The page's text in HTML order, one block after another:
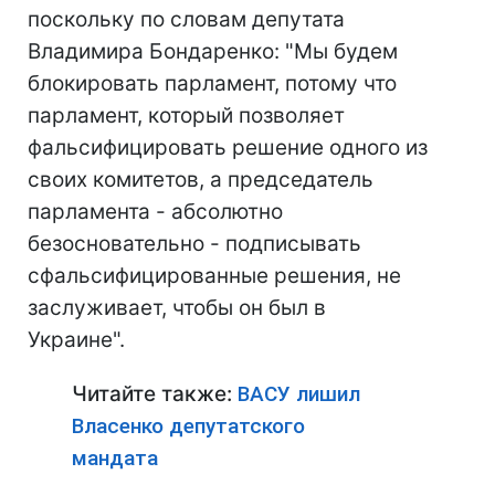
поскольку по словам депутата
Владимира Бондаренко: "Мы будем
блокировать парламент, потому что
парламент, который позволяет
фальсифицировать решение одного из
своих комитетов, а председатель
парламента - абсолютно
безосновательно - подписывать
сфальсифицированные решения, не
заслуживает, чтобы он был в
Украине".
Читайте также: ВАСУ лишил
Власенко депутатского
мандата